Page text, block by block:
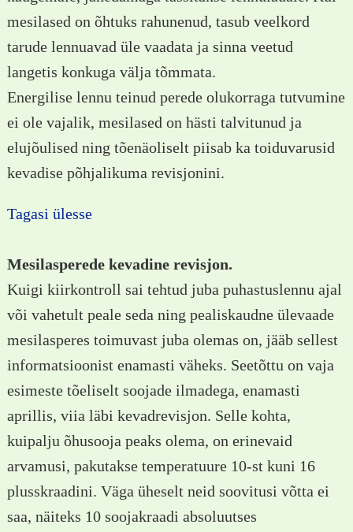
mesilased on õhtuks rahunenud, tasub veelkord
tarude lennuavad üle vaadata ja sinna veetud
langetis konkuga välja tõmmata.
Energilise lennu teinud perede olukorraga tutvumine
ei ole vajalik, mesilased on hästi talvitunud ja
elujõulised ning tõenäoliselt piisab ka toiduvarusid
kevadise põhjalikuma revisjonini.
Tagasi ülesse
Mesilasperede kevadine revisjon.
Kuigi kiirkontroll sai tehtud juba puhastuslennu ajal
või vahetult peale seda ning pealiskaudne ülevaade
mesilasperes toimuvast juba olemas on, jääb sellest
informatsioonist enamasti väheks. Seetõttu on vaja
esimeste tõeliselt soojade ilmadega, enamasti
aprillis, viia läbi kevadrevisjon. Selle kohta,
kuipalju õhusooja peaks olema, on erinevaid
arvamusi, pakutakse temperatuure 10-st kuni 16
plusskraadini. Väga üheselt neid soovitusi võtta ei
saa, näiteks 10 soojakraadi absoluutses